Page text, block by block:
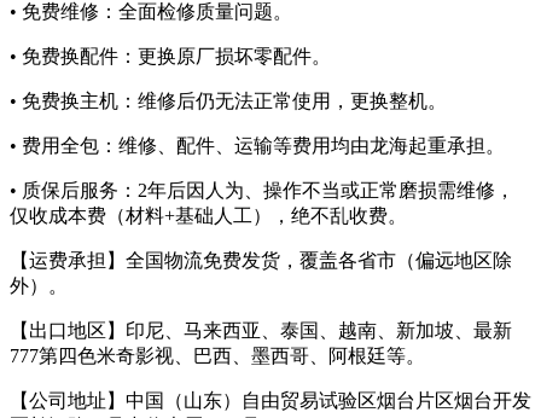
• 免费维修：全面检修质量问题。
• 免费换配件：更换原厂损坏零配件。
• 免费换主机：维修后仍无法正常使用，更换整机。
• 费用全包：维修、配件、运输等费用均由龙海起重承担。
• 质保后服务：2年后因人为、操作不当或正常磨损需维修，
仅收成本费（材料+基础人工），绝不乱收费。
【运费承担】全国物流免费发货，覆盖各省市（偏远地区除
外）。
【出口地区】印尼、马来西亚、泰国、越南、新加坡、最新
777第四色米奇影视、巴西、墨西哥、阿根廷等。
【公司地址】中国（山东）自由贸易试验区烟台片区烟台开发